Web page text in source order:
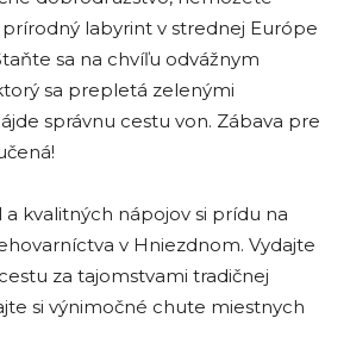
labyrint v strednej Európe
sa na chvíľu odvážnym
sa prepletá zelenými
správnu cestu von. Zábava pre
kvalitných nápojov si prídu na
v Hniezdnom. Vydajte
za tajomstvami tradičnej
si výnimočné chute miestnych